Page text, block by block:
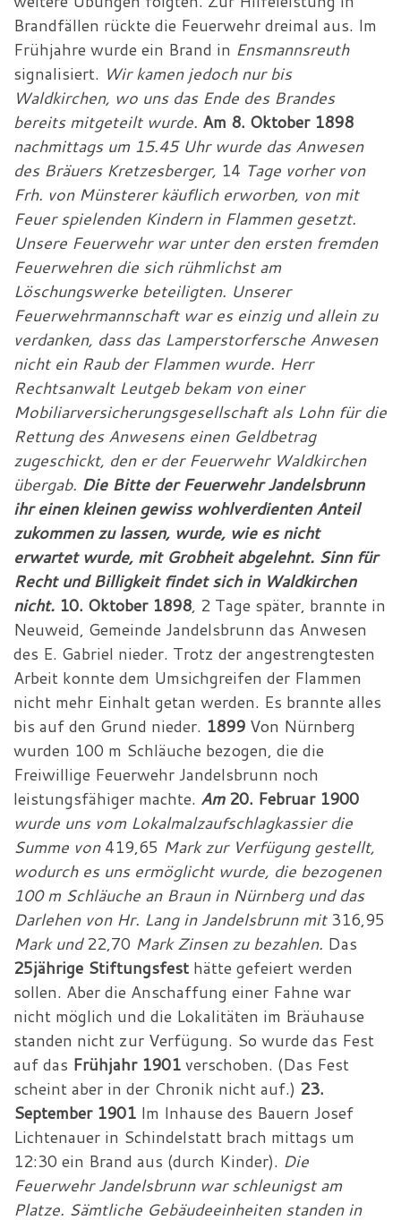
Brandfällen rückte die Feuerwehr dreimal aus. Im
Frühjahre wurde ein Brand in Ensmannsreuth
signalisiert. Wir kamen jedoch nur bis
Waldkirchen, wo uns das Ende des Brandes
bereits mitgeteilt wurde. Am 8. Oktober 1898
nachmittags um 15.45 Uhr wurde das Anwesen
des Bräuers Kretzesberger, 14 Tage vorher von
Frh. von Münsterer käuflich erworben, von mit
Feuer spielenden Kindern in Flammen gesetzt.
Unsere Feuerwehr war unter den ersten fremden
Feuerwehren die sich rühmlichst am
Löschungswerke beteiligten. Unserer
Feuerwehrmannschaft war es einzig und allein zu
verdanken, dass das Lamperstorfersche Anwesen
nicht ein Raub der Flammen wurde. Herr
Rechtsanwalt Leutgeb bekam von einer
Mobiliarversicherungsgesellschaft als Lohn für die
Rettung des Anwesens einen Geldbetrag
zugeschickt, den er der Feuerwehr Waldkirchen
übergab. Die Bitte der Feuerwehr Jandelsbrunn
ihr einen kleinen gewiss wohlverdienten Anteil
zukommen zu lassen, wurde, wie es nicht
erwartet wurde, mit Grobheit abgelehnt. Sinn für
Recht und Billigkeit findet sich in Waldkirchen
nicht. 10. Oktober 1898, 2 Tage später, brannte in
Neuweid, Gemeinde Jandelsbrunn das Anwesen
des E. Gabriel nieder. Trotz der angestrengtesten
Arbeit konnte dem Umsichgreifen der Flammen
nicht mehr Einhalt getan werden. Es brannte alles
bis auf den Grund nieder. 1899 Von Nürnberg
wurden 100 m Schläuche bezogen, die die
Freiwillige Feuerwehr Jandelsbrunn noch
leistungsfähiger machte. Am20. Februar 1900
wurde uns vom Lokalmalzaufschlagkassier die
Summe von419,65 Mark zur Verfügung gestellt,
wodurch es uns ermöglicht wurde, die bezogenen
100 m Schläuche an Braun in Nürnberg und das
Darlehen von Hr. Lang in Jandelsbrunn mit316,95
Mark und22,70 Mark Zinsen zu bezahlen. Das
25jährige Stiftungsfest hätte gefeiert werden
sollen. Aber die Anschaffung einer Fahne war
nicht möglich und die Lokalitäten im Bräuhause
standen nicht zur Verfügung. So wurde das Fest
auf das Frühjahr 1901verschoben. (Das Fest
scheint aber in der Chronik nicht auf.) 23.
September 1901 Im Inhause des Bauern Josef
Lichtenauer in Schindelstatt brach mittags um
12:30 ein Brand aus (durch Kinder). Die
Feuerwehr Jandelsbrunn war schleunigst am
Platze. Sämtliche Gebäudeeinheiten standen in